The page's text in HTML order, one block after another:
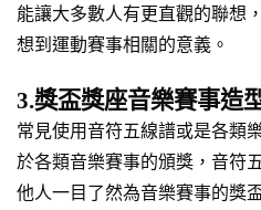
能讓大多數人有更直觀的聯想
想到運動賽事相關的意義。
3.獎盃獎座音樂賽事造
常見使用音符五線譜或是各類
於各類音樂賽事的頒獎，音符
他人一目了然為音樂賽事的獎